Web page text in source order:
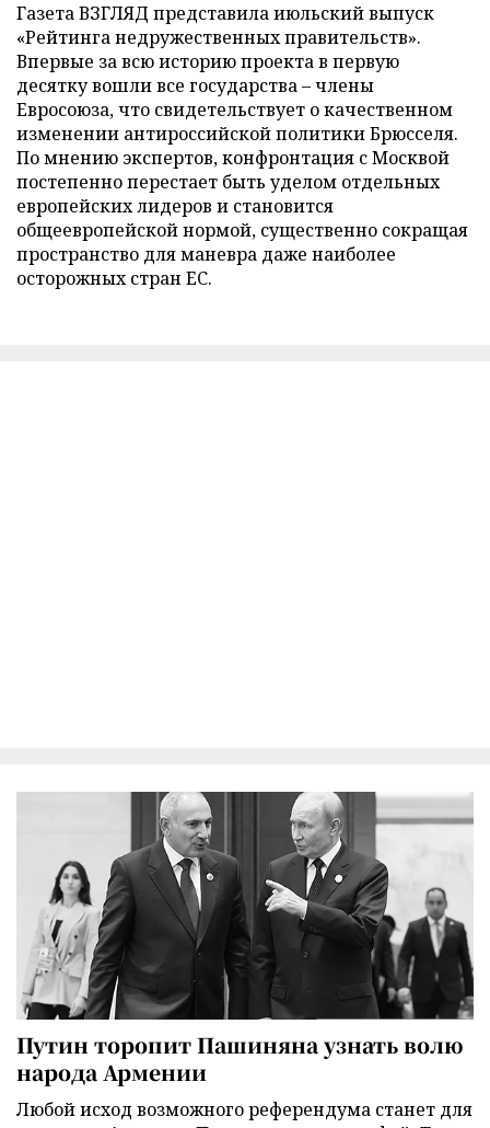
Газета ВЗГЛЯД представила июльский выпуск
«Рейтинга недружественных правительств».
Впервые за всю историю проекта в первую
десятку вошли все государства – члены
Евросоюза, что свидетельствует о качественном
изменении антироссийской политики Брюсселя.
По мнению экспертов, конфронтация с Москвой
постепенно перестает быть уделом отдельных
европейских лидеров и становится
общеевропейской нормой, существенно сокращая
пространство для маневра даже наиболее
осторожных стран ЕС.
Путин торопит Пашиняна узнать волю
народа Армении
Любой исход возможного референдума станет для